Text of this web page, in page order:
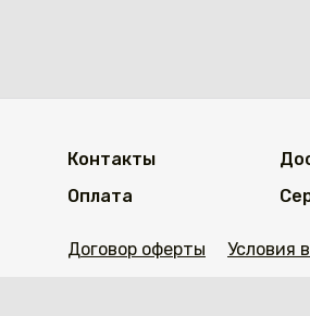
Контакты
Оплата
Договор оферты Условия